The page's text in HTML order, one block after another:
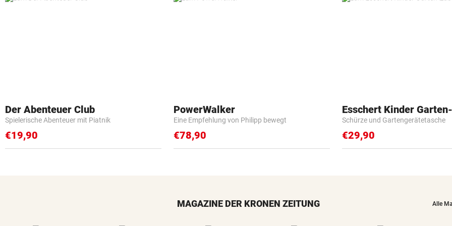
Der Abenteuer Club
Spielerische Abenteuer mit Piatnik
€19,90
PowerWalker
Eine Empfehlung von Philipp bewegt
€78,90
Esschert Kinder Garten-
Schürze und Gartengerätetasche
€29,90
MAGAZINE DER KRONEN ZEITUNG Alle